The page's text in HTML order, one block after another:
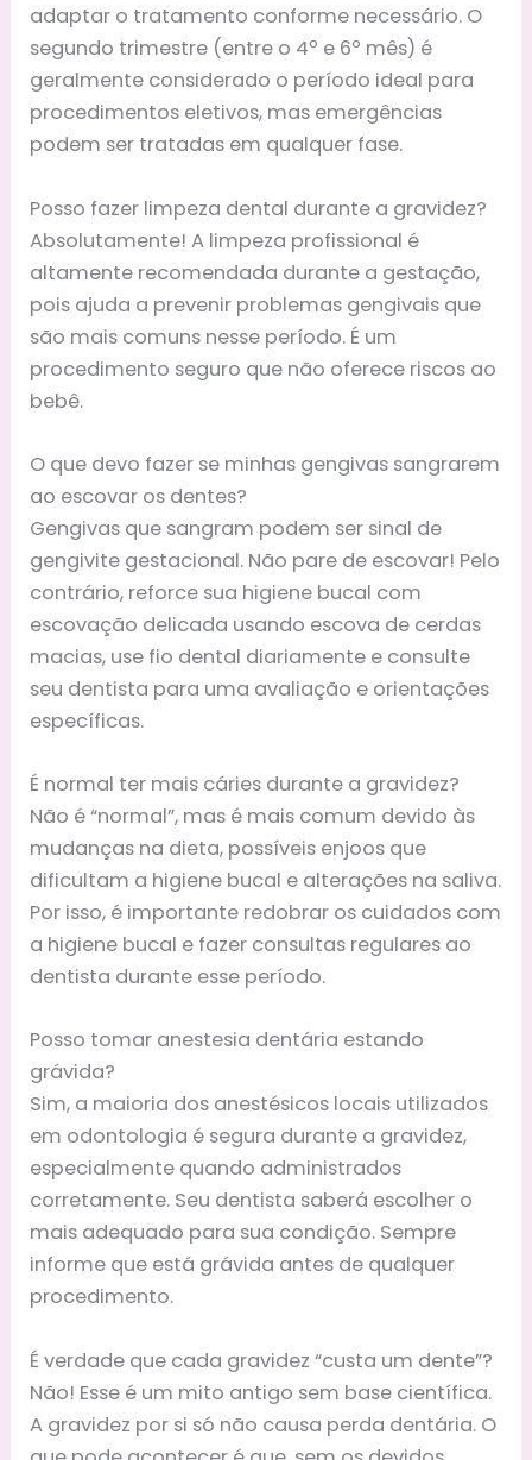
adaptar o tratamento conforme necessário. O
segundo trimestre (entre o 4º e 6º mês) é
geralmente considerado o período ideal para
procedimentos eletivos, mas emergências
podem ser tratadas em qualquer fase.
Posso fazer limpeza dental durante a gravidez?
Absolutamente! A limpeza profissional é
altamente recomendada durante a gestação,
pois ajuda a prevenir problemas gengivais que
são mais comuns nesse período. É um
procedimento seguro que não oferece riscos ao
bebê.
O que devo fazer se minhas gengivas sangrarem
ao escovar os dentes?
Gengivas que sangram podem ser sinal de
gengivite gestacional. Não pare de escovar! Pelo
contrário, reforce sua higiene bucal com
escovação delicada usando escova de cerdas
macias, use fio dental diariamente e consulte
seu dentista para uma avaliação e orientações
específicas.
É normal ter mais cáries durante a gravidez?
Não é “normal”, mas é mais comum devido às
mudanças na dieta, possíveis enjoos que
dificultam a higiene bucal e alterações na saliva.
Por isso, é importante redobrar os cuidados com
a higiene bucal e fazer consultas regulares ao
dentista durante esse período.
Posso tomar anestesia dentária estando
grávida?
Sim, a maioria dos anestésicos locais utilizados
em odontologia é segura durante a gravidez,
especialmente quando administrados
corretamente. Seu dentista saberá escolher o
mais adequado para sua condição. Sempre
informe que está grávida antes de qualquer
procedimento.
É verdade que cada gravidez “custa um dente”?
Não! Esse é um mito antigo sem base científica.
A gravidez por si só não causa perda dentária. O